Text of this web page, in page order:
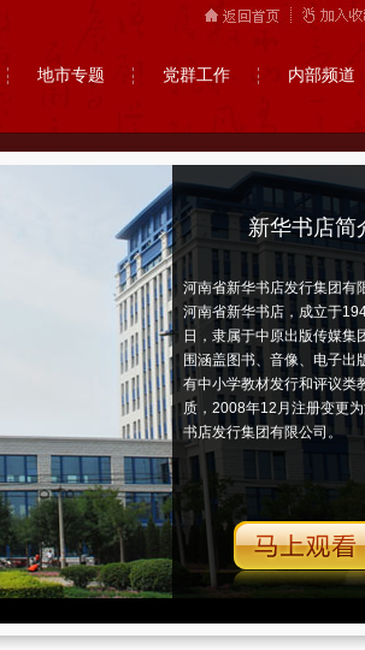
地市专题 党群工作 内部频道